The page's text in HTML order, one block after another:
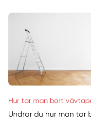
Hur tar man bort
Undrar du hur man